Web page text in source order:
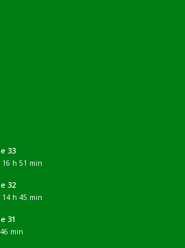
33
16 h 51 min
32
14 h 45 min
31
min